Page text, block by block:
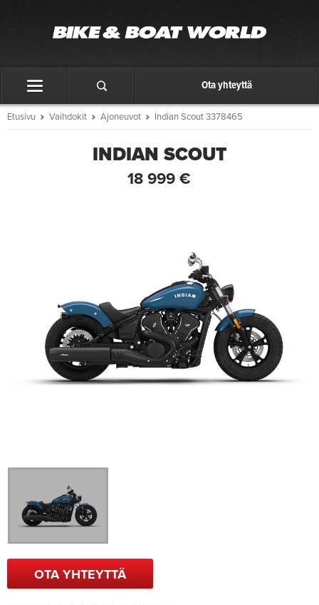
Ota yhteyttä
Etusivu Vaihdokit Ajoneuvot Indian Scout 3378465
INDIAN SCOUT
18 999 €
OTA YHTEYTTÄ